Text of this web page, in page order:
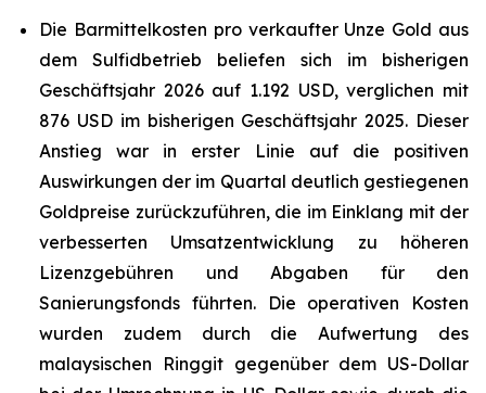
Die Barmittelkosten pro verkaufter Unze Gold aus
dem Sulfidbetrieb beliefen sich im bisherigen
Geschäftsjahr 2026 auf 1.192 USD, verglichen mit
876 USD im bisherigen Geschäftsjahr 2025. Dieser
Anstieg war in erster Linie auf die positiven
Auswirkungen der im Quartal deutlich gestiegenen
Goldpreise zurückzuführen, die im Einklang mit der
verbesserten Umsatzentwicklung zu höheren
Lizenzgebühren und Abgaben für den
Sanierungsfonds führten. Die operativen Kosten
wurden zudem durch die Aufwertung des
malaysischen Ringgit gegenüber dem US-Dollar